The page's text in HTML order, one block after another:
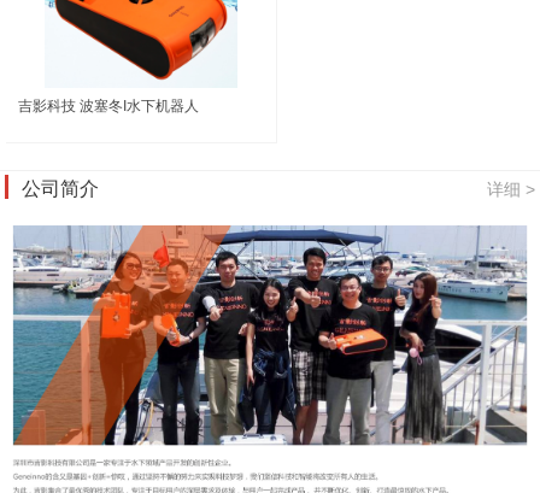
吉影科技 波塞冬I水下机器人
公司简介 详细 >